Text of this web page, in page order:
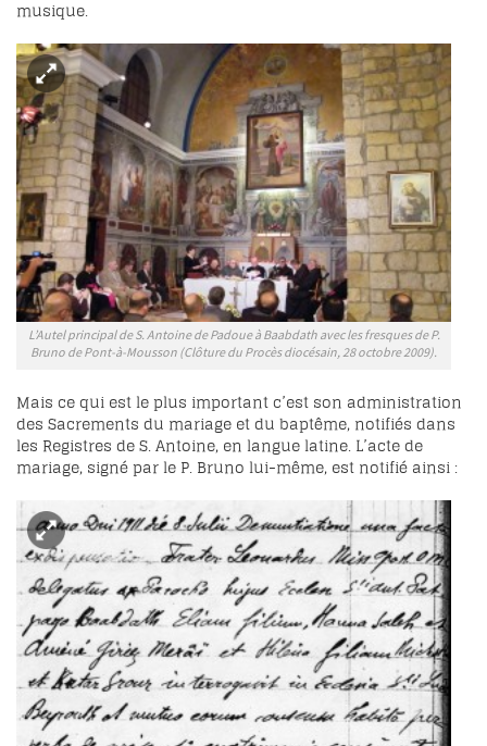
musique.
L’Autel principal de S. Antoine de Padoue à Baabdath avec les fresques de P.
Bruno de Pont-à-Mousson (Clôture du Procès diocésain, 28 octobre 2009).
Mais ce qui est le plus important c’est son administration
des Sacrements du mariage et du baptême, notifiés dans
les Registres de S. Antoine, en langue latine. L’acte de
mariage, signé par le P. Bruno lui-même, est notifié ainsi :